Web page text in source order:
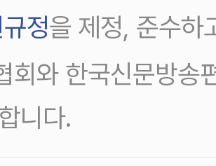
정을 제정, 준수하
회와 한국신문방송
니다.